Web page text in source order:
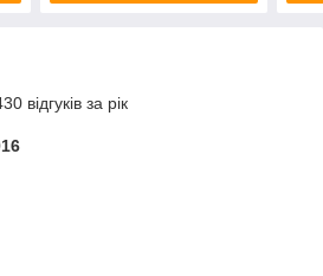
відгуків за рік